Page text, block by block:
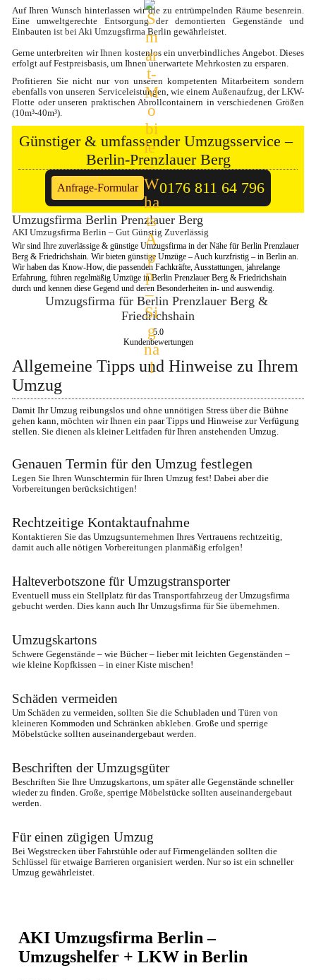
Auf Ihren Wunsch hinterlassen wir die zu entrümpelnden Räume besenrein.
Eine umweltgerechte Entsorgung der demontierten Gegenstände und
Einbauten ist bei Aki Umzugsfirma Berlin gewährleistet.
Gerne unterbreiten wir Ihnen kostenlos ein unverbindliches Angebot. Dieses
erfolgt auf Festpreisbasis, um Ihnen unerwartete Mehrkosten zu ersparen.
Profitieren Sie nicht nur von unseren kompetenten Mitarbeitern sondern
ebenfalls von unseren Serviceleistungen, wie einem Außenaufzug, der LKW-
Flotte oder unseren praktischen Abrollcontainern in verschiedenen Größen
(10m³-40m³).
Günstiger & umfassender Umzugsservice –
Berlin-Prenzlauer Berg
Anfrage-Formular 0176 811 64 796
Umzugsfirma Berlin Prenzlauer Berg
AKI Umzugsfirma Berlin – Gut Günstig Zuverlässig
Wir sind Ihre zuverlässige & günstige Umzugsfirma in der Nähe für Berlin Prenzlauer
Berg & Friedrichshain. Wir bieten günstige Umzüge – Auch kurzfristig – in Berlin an.
Wir haben das Know-How, die passenden Fachkräfte, Ausstattungen, jahrelange
Erfahrung, führen regelmäßig Umzüge in Berlin Prenzlauer Berg & Friedrichshain
durch und kennen diese Gegend und deren Besonderheiten in- und auswendig.
Umzugsfirma für Berlin Prenzlauer Berg &
Friedrichshain
5.0
Kundenbewertungen
Allgemeine Tipps und Hinweise zu Ihrem
Umzug
Damit Ihr Umzug reibungslos und ohne unnötigen Stress über die Bühne
gehen kann, möchten wir Ihnen ein paar Tipps und Hinweise zur Verfügung
stellen. Sie dienen als kleiner Leitfaden für Ihren anstehenden Umzug.
Genauen Termin für den Umzug festlegen
Legen Sie Ihren Wunschtermin für Ihren Umzug fest! Dabei aber die
Vorbereitungen berücksichtigen!
Rechtzeitige Kontaktaufnahme
Kontaktieren Sie das Umzugsunternehmen Ihres Vertrauens rechtzeitig,
damit auch alle nötigen Vorbereitungen planmäßig erfolgen!
Halteverbotszone für Umzugstransporter
Eventuell muss ein Stellplatz für das Transportfahrzeug der Umzugsfirma
gebucht werden. Dies kann auch Ihr Umzugsfirma für Sie übernehmen.
Umzugskartons
Schwere Gegenstände – wie Bücher – lieber mit leichten Gegenständen –
wie kleine Kopfkissen – in einer Kiste mischen!
Schäden vermeiden
Um Schäden zu vermeiden, sollten Sie die Schubladen und Türen von
kleineren Kommoden und Schränken abkleben. Große und sperrige
Möbelstücke sollten auseinandergebaut werden.
Beschriften der Umzugsgüter
Beschriften Sie Ihre Umzugskartons, um später alle Gegenstände schneller
wieder zu finden. Große, sperrige Möbelstücke sollten auseinandergebaut
werden.
Für einen zügigen Umzug
Bei Wegstrecken über Fahrstühle oder auf Firmengeländen sollten die
Schlüssel für etwaige Barrieren organisiert werden. Nur so ist ein schneller
Umzug gewährleistet.
AKI Umzugsfirma Berlin –
Umzugshelfer + LKW in Berlin